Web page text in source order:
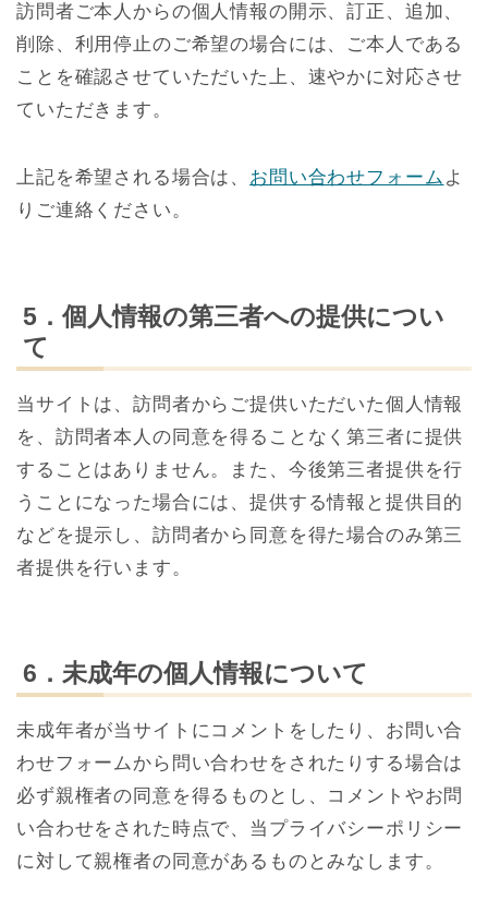
訪問者ご本人からの個人情報の開示、訂正、追加、
削除、利用停止のご希望の場合には、ご本人である
ことを確認させていただいた上、速やかに対応させ
ていただきます。
上記を希望される場合は、 お問い合わせフォーム よ
りご連絡ください。
5．個人情報の第三者への提供につい
て
当サイトは、訪問者からご提供いただいた個人情報
を、訪問者本人の同意を得ることなく第三者に提供
することはありません。また、今後第三者提供を行
うことになった場合には、提供する情報と提供目的
などを提示し、訪問者から同意を得た場合のみ第三
者提供を行います。
6．未成年の個人情報について
未成年者が当サイトにコメントをしたり、お問い合
わせフォームから問い合わせをされたりする場合は
必ず親権者の同意を得るものとし、コメントやお問
い合わせをされた時点で、当プライバシーポリシー
に対して親権者の同意があるものとみなします。